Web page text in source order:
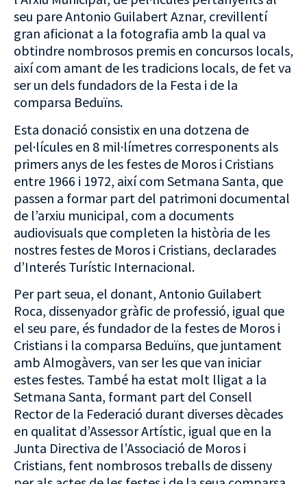
seu pare Antonio Guilabert Aznar, crevillentí
gran aficionat a la fotografia amb la qual va
obtindre nombrosos premis en concursos locals,
així com amant de les tradicions locals, de fet va
ser un dels fundadors de la Festa i de la
comparsa Beduïns.
Esta donació consistix en una dotzena de
pel·lícules en 8 mil·límetres corresponents als
primers anys de les festes de Moros i Cristians
entre 1966 i 1972, així com Setmana Santa, que
passen a formar part del patrimoni documental
de l’arxiu municipal, com a documents
audiovisuals que completen la història de les
nostres festes de Moros i Cristians, declarades
d’Interés Turístic Internacional.
Per part seua, el donant, Antonio Guilabert
Roca, dissenyador gràfic de professió, igual que
el seu pare, és fundador de la festes de Moros i
Cristians i la comparsa Beduïns, que juntament
amb Almogàvers, van ser les que van iniciar
estes festes. També ha estat molt lligat a la
Setmana Santa, formant part del Consell
Rector de la Federació durant diverses dècades
en qualitat d’Assessor Artístic, igual que en la
Junta Directiva de l’Associació de Moros i
Cristians, fent nombrosos treballs de disseny